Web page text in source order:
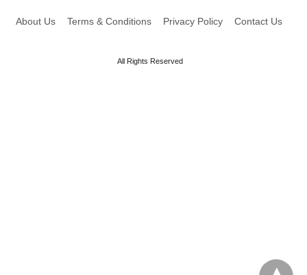
About Us Terms & Conditions Privacy Policy Contact Us
All Rights Reserved